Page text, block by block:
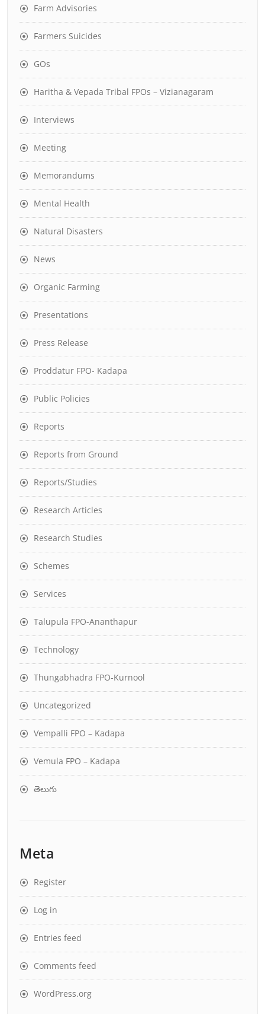
Farm Advisories
Farmers Suicides
GOs
Haritha & Vepada Tribal FPOs – Vizianagaram
Interviews
Meeting
Memorandums
Mental Health
Natural Disasters
News
Organic Farming
Presentations
Press Release
Proddatur FPO- Kadapa
Public Policies
Reports
Reports from Ground
Reports/Studies
Research Articles
Research Studies
Schemes
Services
Talupula FPO-Ananthapur
Technology
Thungabhadra FPO-Kurnool
Uncategorized
Vempalli FPO – Kadapa
Vemula FPO – Kadapa
తెలుగు
Meta
Register
Log in
Entries feed
Comments feed
WordPress.org